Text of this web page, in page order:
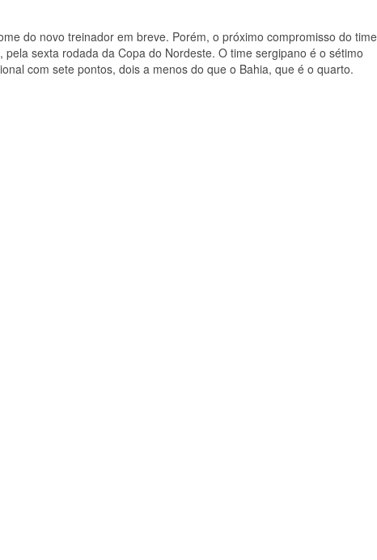
do novo treinador em breve. Porém, o próximo compromisso do
sexta rodada da Copa do Nordeste. O time sergipano é o sétimo
com sete pontos, dois a menos do que o Bahia, que é o quarto.